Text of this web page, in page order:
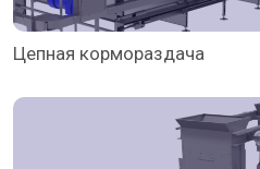
Цепная кормораздача